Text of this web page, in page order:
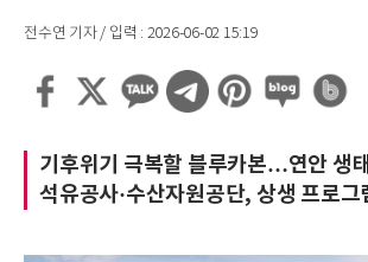
전수연 기자 / 입력 : 2026-06-02 15:19
기후위기 극복할 블루카본…연안 생
석유공사·수산자원공단, 상생 프로그